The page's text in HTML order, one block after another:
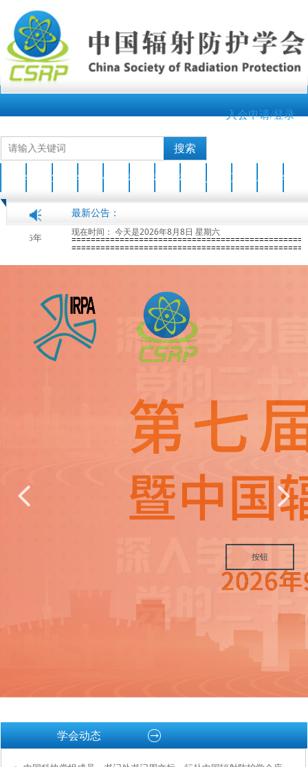
搜索
入会申请/登录
最新公告：
2026-04-17
关于开展2026年度中国辐射防护学会科学技术奖申报工作的通知
现在时间： 今天是2026年8月8日 星期六
按钮
넳 넲
学会动态